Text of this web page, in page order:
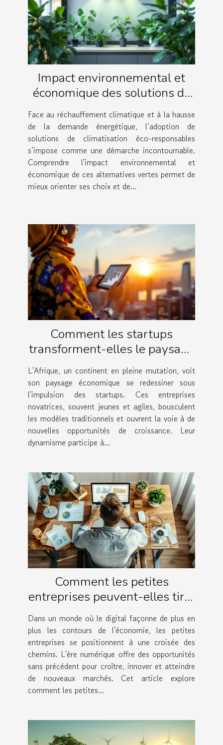
Impact environnemental et
économique des solutions de
climatisation éco-
responsables
Face au réchauffement climatique et à la hausse
de la demande énergétique, l’adoption de
solutions de climatisation éco-responsables
s’impose comme une démarche incontournable.
Comprendre l'impact environnemental et
économique de ces alternatives vertes permet de
mieux orienter ses choix et de...
Comment les startups
transforment-elles le paysage
économique en Afrique
L'Afrique, un continent en pleine mutation, voit
son paysage économique se redessiner sous
l'impulsion des startups. Ces entreprises
novatrices, souvent jeunes et agiles, bousculent
les modèles traditionnels et ouvrent la voie à de
nouvelles opportunités de croissance. Leur
dynamisme participe à...
Comment les petites
entreprises peuvent-elles tirer
profit de l'économie
numérique
Dans un monde où le digital façonne de plus en
plus les contours de l'économie, les petites
entreprises se positionnent à une croisée des
chemins. L'ère numérique offre des opportunités
sans précédent pour croître, innover et atteindre
de nouveaux marchés. Cet article explore
comment les petites...